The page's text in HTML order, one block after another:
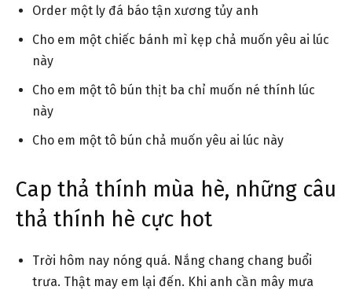
Order một ly đá báo tận xương tủy anh
Cho em một chiếc bánh mì kẹp chả muốn yêu ai lúc
này
Cho em một tô bún thịt ba chỉ muốn né thính lúc
này
Cho em một tô bún chả muốn yêu ai lúc này
Cap thả thính mùa hè, những câu
thả thính hè cực hot
Trời hôm nay nóng quá. Nắng chang chang buổi
trưa. Thật may em lại đến. Khi anh cần mây mưa